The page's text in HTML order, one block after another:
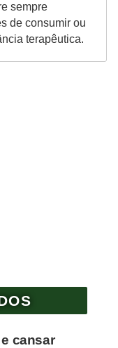
sempre
de consumir ou
terapêutica.
cansar